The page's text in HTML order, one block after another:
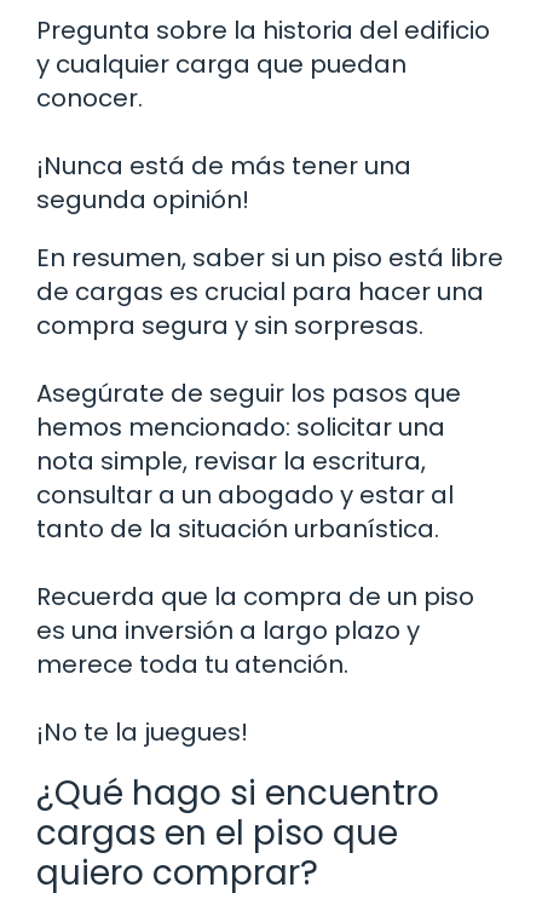
Pregunta sobre la historia del edificio
y cualquier carga que puedan
conocer.
¡Nunca está de más tener una
segunda opinión!
En resumen, saber si un piso está libre
de cargas es crucial para hacer una
compra segura y sin sorpresas.
Asegúrate de seguir los pasos que
hemos mencionado: solicitar una
nota simple, revisar la escritura,
consultar a un abogado y estar al
tanto de la situación urbanística.
Recuerda que la compra de un piso
es una inversión a largo plazo y
merece toda tu atención.
¡No te la juegues!
¿Qué hago si encuentro
cargas en el piso que
quiero comprar?